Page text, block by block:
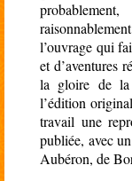
l’ouvrage qui
et d’aventures
la gloire de la
l’édition
travail une
publiée, avec
Aubéron, de